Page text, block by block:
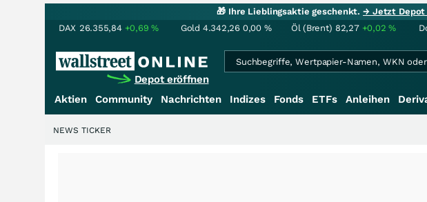
🎁 Ihre Lieblingsaktie geschenkt.→ Jetzt Depot
DAX 26.355,84 +0,69% Gold 4.342,26 0,00 % Öl (Brent) 82,27 +0,02%
Depot eröffnen
Aktien Community Nachrichten Indizes Fonds ETFs Anleihen
NEWS TICKER